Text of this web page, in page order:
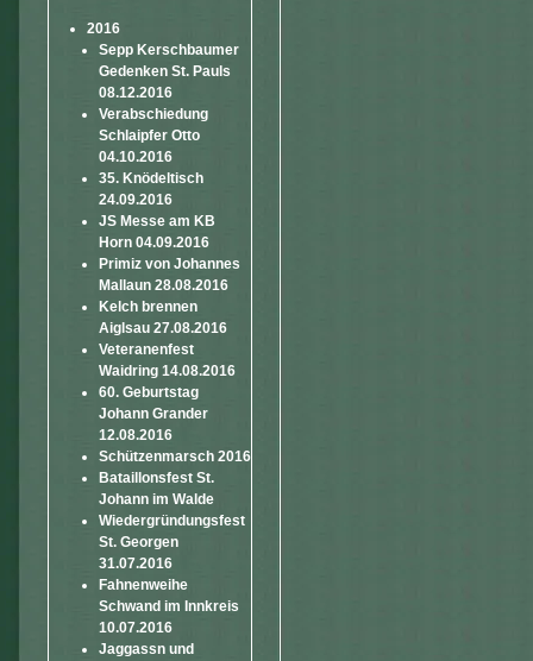
2016
Sepp Kerschbaumer
Gedenken St. Pauls
08.12.2016
Verabschiedung
Schlaipfer Otto
04.10.2016
35. Knödeltisch
24.09.2016
JS Messe am KB
Horn 04.09.2016
Primiz von Johannes
Mallaun 28.08.2016
Kelch brennen
Aiglsau 27.08.2016
Veteranenfest
Waidring 14.08.2016
60. Geburtstag
Johann Grander
12.08.2016
Schützenmarsch 2016
Bataillonsfest St.
Johann im Walde
Wiedergründungsfest
St. Georgen
31.07.2016
Fahnenweihe
Schwand im Innkreis
10.07.2016
Jaggassn und